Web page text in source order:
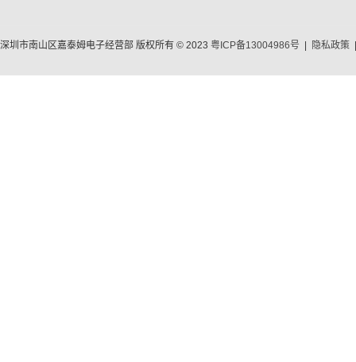
深圳市南山区嘉泰姆电子经营部 版权所有 © 2023 粤ICP备13004986号 隐私政策